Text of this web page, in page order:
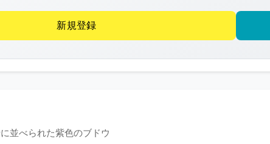
FREE
著
作
権
新規登録
並べられた紫色のブドウ